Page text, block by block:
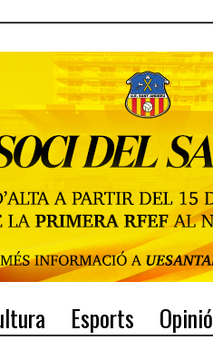
Esports Opinió